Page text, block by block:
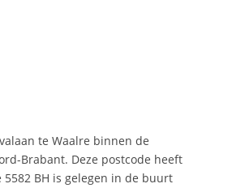
te Waalre binnen de
Brabant. Deze postcode heeft
BH is gelegen in de buurt